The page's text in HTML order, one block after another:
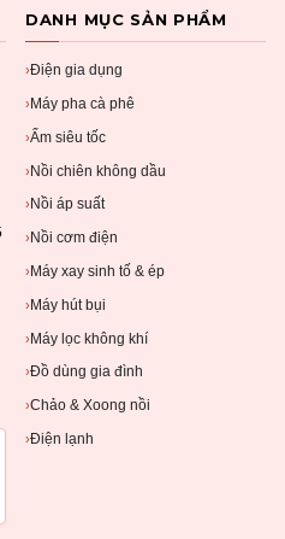
DANH MỤC SẢN PHẨM
›Điện gia dụng
› Máy pha cà phê
›Ấm siêu tốc
›Nồi chiên không dầu
› Nồi áp suất
› Nồi cơm điện
› Máy xay sinh tố & ép
›Máy hút bụi
›Máy lọc không khí
›Đồ dùng gia đình
›Chảo & Xoong nồi
›Điện lạnh